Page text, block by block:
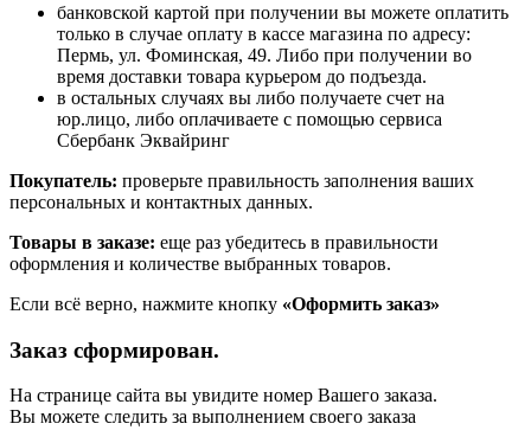
банковской картой при получении вы можете оплатить
только в случае оплату в кассе магазина по адресу:
Пермь, ул. Фоминская, 49. Либо при получении во
время доставки товара курьером до подъезда.
в остальных случаях вы либо получаете счет на
юр.лицо, либо оплачиваете с помощью сервиса
Сбербанк Эквайринг
Покупатель: проверьте правильность заполнения ваших
персональных и контактных данных.
Товары в заказе: еще раз убедитесь в правильности
оформления и количестве выбранных товаров.
Если всё верно, нажмите кнопку «Оформить заказ»
Заказ сформирован.
На странице сайта вы увидите номер Вашего заказа.
Вы можете следить за выполнением своего заказа